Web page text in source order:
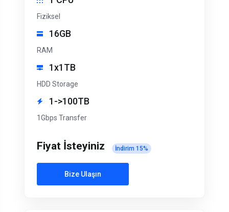
İndirim 15%
Fiyat İsteyiniz
Bize Ulaşın
Fiziksel
16GB
RAM
1x1TB
HDD Storage
1->100TB
1Gbps Transfer